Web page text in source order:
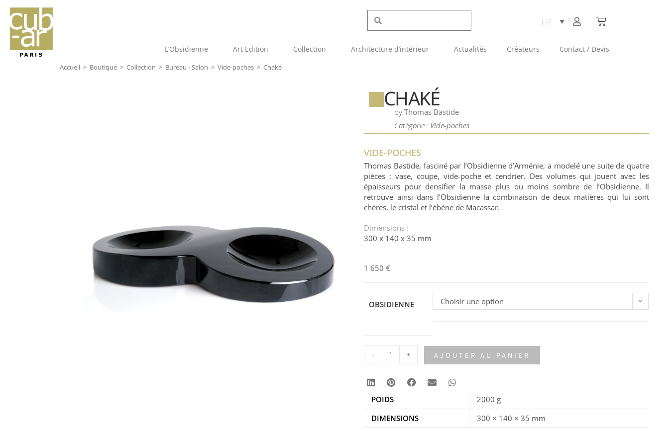
L’Obsidienne Art Edition Collection Architecture d’intérieur Actualités Créateurs Contact / Devis
Accueil > Boutique > Collection > Bureau - Salon > Vide-poches > Chaké
CHAKÉ
byThomas Bastide
Catégorie : Vide-poches
VIDE-POCHES
Thomas Bastide, fasciné par l’Obsidienne d’Arménie, a modelé une suite de quatre
pièces : vase, coupe, vide-poche et cendrier. Des volumes qui jouent avec les
épaisseurs pour densifier la masse plus ou moins sombre de l’Obsidienne. Il
retrouve ainsi dans l’Obsidienne la combinaison de deux matières qui lui sont
chères, le cristal et l’ébène de Macassar.
Dimensions :
300 x 140 x 35 mm
1 650€
OBSIDIENNE Choisir une option
- + AJOUTER AU PANIER
POIDS
2000 g
DIMENSIONS
300 × 140 × 35 mm